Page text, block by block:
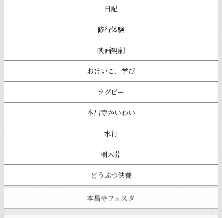
日記
修行体験
映画観劇
おけいこ、学び
ラグビー
本昌寺かいわい
水行
樹木葬
どうぶつ供養
本昌寺フェスタ